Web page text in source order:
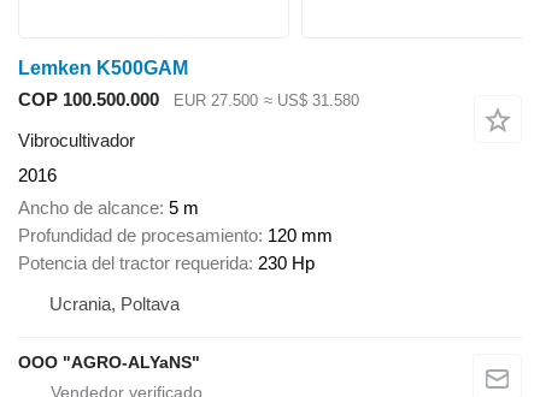
Lemken K500GAM
COP 100.500.000
EUR 27.500 ≈ US$ 31.580
Vibrocultivador
2016
Ancho de alcance 5 m
Profundidad de procesamiento 120 mm
Potencia del tractor requerida 230 Hp
Ucrania, Poltava
OOO "AGRO-ALYaNS"